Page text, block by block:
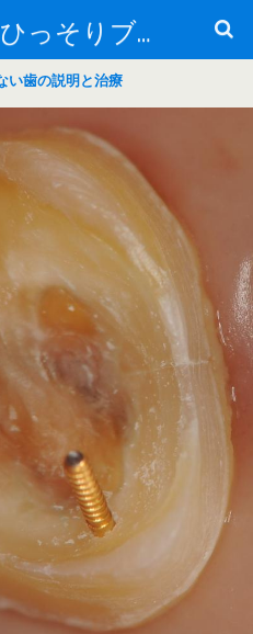
二代目院長のひっそりブログ
歯の説明と治療